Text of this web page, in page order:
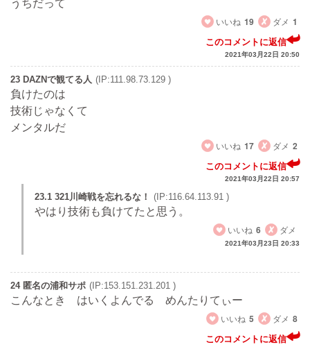
うちだって
いいね 19 ダメ 1
このコメントに返信
2021年03月22日 20:50
23 DAZNで観てる人 (IP:111.98.73.129 )
負けたのは
技術じゃなくて
メンタルだ
いいね 17 ダメ 2
このコメントに返信
2021年03月22日 20:57
23.1 321川崎戦を忘れるな！ (IP:116.64.113.91 )
やはり技術も負けてたと思う。
いいね 6 ダメ
2021年03月23日 20:33
24 匿名の浦和サポ (IP:153.151.231.201 )
こんなとき はいくよんでる めんたりてぃー
いいね 5 ダメ 8
このコメントに返信